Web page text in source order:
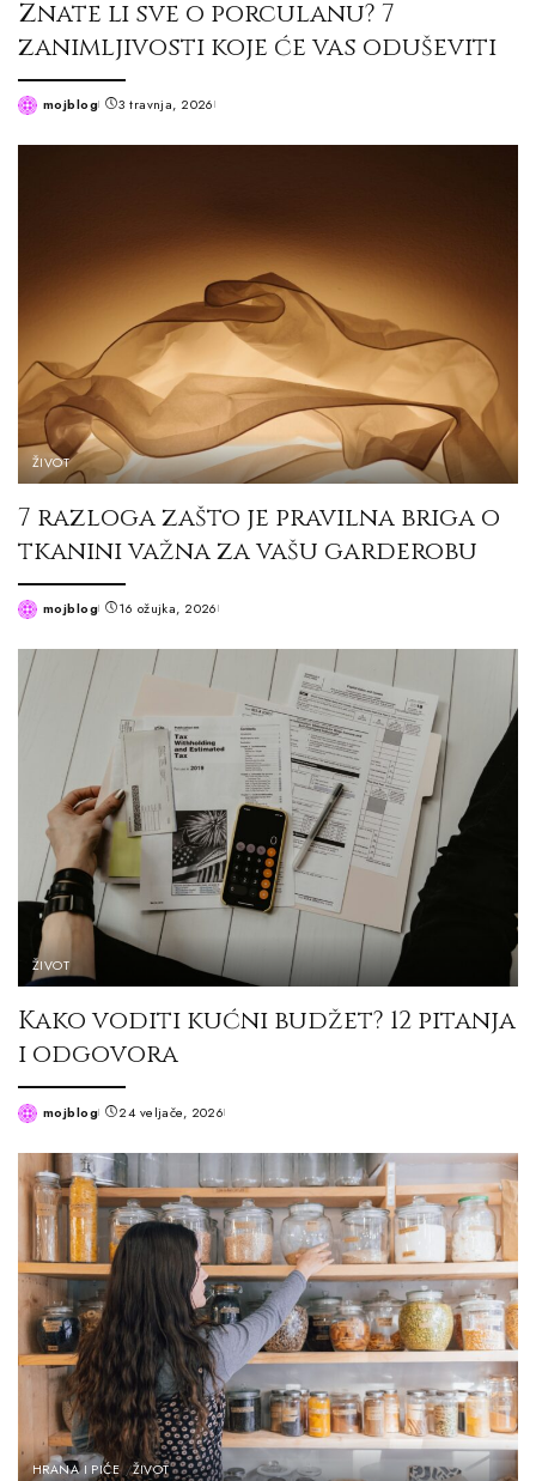
Znate li sve o porculanu? 7
zanimljivosti koje će vas oduševiti
Postedmojblog 3 travnja, 2026
ŽIVOT
7 razloga zašto je pravilna briga o
tkanini važna za vašu garderobu
Postedmojblog 16 ožujka, 2026
ŽIVOT
Kako voditi kućni budžet? 12 pitanja
i odgovora
Postedmojblog 24 veljače, 2026
HRANA I PIĆE ŽIVOT